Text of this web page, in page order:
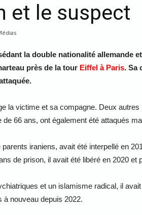
et le suspect
la double nationalité allemande
près de la tour Eiffel à Paris. Sa
la victime et sa compagne. Deux
de 66 ans, ont également été attaqués
iraniens, avait été interpellé en
de prison, il avait été libéré en 2020 et
et un islamisme radical, il
à nouveau depuis 2022.